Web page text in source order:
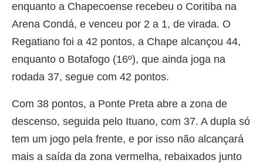
enquanto a Chapecoense recebeu o Coritiba na
Arena Condá, e venceu por 2 a 1, de virada. O
Regatiano foi a 42 pontos, a Chape alcançou 44,
enquanto o Botafogo (16º), que ainda joga na
rodada 37, segue com 42 pontos.
Com 38 pontos, a Ponte Preta abre a zona de
descenso, seguida pelo Ituano, com 37. A dupla só
tem um jogo pela frente, e por isso não alcançará
mais a saída da zona vermelha, rebaixados junto